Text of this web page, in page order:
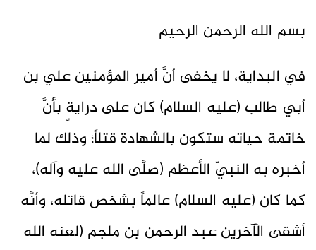
بسم الله الرحمن الرحيم
في البداية، لا يخفى أنَّ أمير المؤمنين علي بن
أبي طالب (عليه السلام) كان على درايةٍ بأنَّ
خاتمة حياته ستكون بالشهادة قتلاً؛ وذلك لما
أخبره به النبيّ الأعظم (صلَّى الله عليه وآله)،
كما كان (عليه السلام) عالماً بشخص قاتله، وأنَّه
أشقى الآخرين عبد الرحمن بن ملجم (لعنه الله